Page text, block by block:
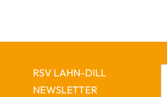
RSV LAHN-DILL
NEWSLETTER